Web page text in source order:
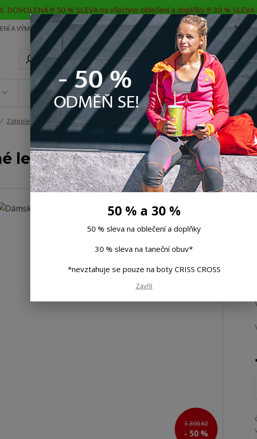
DOVOLENÁ !!! 50 % SLEVA na všechno oblečení a doplňky !!! 30 %
A VÝMĚNA KONTAKTY
Hledat
Rádi Vám poradíme
Muži Děti Taneční boty Doplňky
Zateplené legíny, termo legíny Dámské zateplené legíny SWPT080
legíny SWPT080
1 399 Kč
- 50 %
50 % a 30 %
50 % sleva na oblečení a doplňky
30 % sleva na taneční obuv*
*nevztahuje se pouze na boty CRISS CROSS
Zavřít